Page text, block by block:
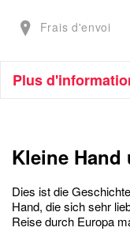
Frais d'envoi
Plus
Kleine Hand
Dies ist die
Hand, die sich sehr
Reise durch Europa